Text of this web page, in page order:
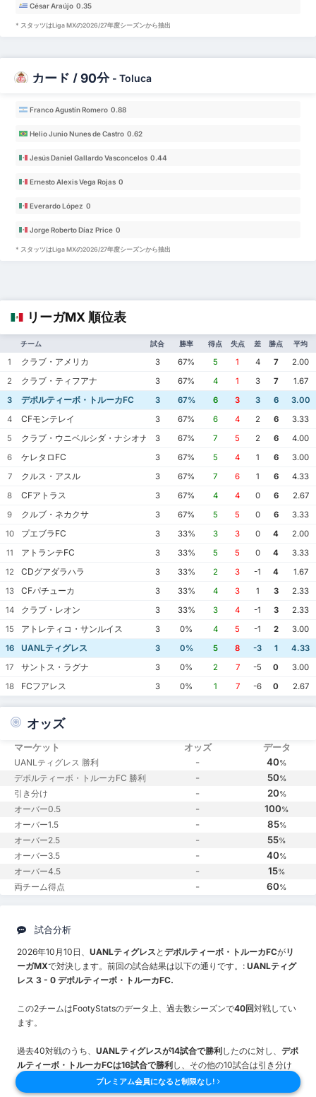
César Araújo 0.35
* スタッツはLiga MXの2026/27年度シーズンから抽出
カード / 90分 - Toluca
Franco Agustín Romero 0.88
Helio Junio Nunes de Castro 0.62
Jesús Daniel Gallardo Vasconcelos 0.44
Ernesto Alexis Vega Rojas 0
Everardo López 0
Jorge Roberto Díaz Price 0
* スタッツはLiga MXの2026/27年度シーズンから抽出
リーガMX 順位表
チーム 試合 勝率 得点 失点 差 勝点 平均
1 クラブ・アメリカ 3 67% 5 1 4 7
2.00
2
クラブ・ティフアナ 3 67% 4 1 3 7
1.67
3
デポルティーボ・トルーカFC 3 67% 6 3 3 6
3.00
4
CFモンテレイ 3 67% 6 4 2 6
3.33
5
クラブ・ウニベルシダ・ナシオナル3 67% 7 5 2 6
4.00
6
ケレタロFC 3 67% 5 4 1 6
3.00
7
クルス・アスル 3 67% 7 6 1 6
4.33
8
CFアトラス 3 67% 4 4 0 6
2.67
9
クルブ・ネカクサ 3 67% 5 5 0 6
3.33
10
プエブラFC 3 33% 3 3 0 4
2.00
11
アトランテFC 3 33% 5 5 0 4
3.33
12
CDグアダラハラ 3 33% 2 3 -1 4
1.67
13
CFパチューカ 3 33% 4 3 1 3
2.33
14
クラブ・レオン 3 33% 3 4 -1 3
2.33
15
アトレティコ・サンルイス 3 0% 4 5 -1 2
3.00
16
UANLティグレス 3 0% 5 8 -3 1
4.33
17
サントス・ラグナ 3 0% 2 7 -5 0
3.00
18
FCフアレス 3 0% 1 7 -6 0 2.67
オッズ
マーケット オッズ データ
UANLティグレス 勝利 - 40%
デポルティーボ・トルーカFC 勝利 - 50%
引き分け - 20%
オーバー0.5 - 100%
オーバー1.5 - 85%
オーバー2.5 - 55%
オーバー3.5 - 40%
オーバー4.5 - 15%
両チーム得点 - 60%
試合分析
2026年10月10日、 UANLティグレス と デポルティーボ・トルーカFCがリ
ーガMXで対決します。前回の試合結果は以下の通りです。: UANLティグ
レス 3 - 0 デポルティーボ・トルーカFC.
この2チームはFootyStatsのデータ上、過去数シーズンで40回対戦してい
ます。
過去40対戦のうち、 UANLティグレスが14試合で勝利したのに対し、 デポ
ルティーボ・トルーカFCは16試合で勝利し、その他の10試合は引き分け
に終わりました。
プレミアム会員になると制限なし!